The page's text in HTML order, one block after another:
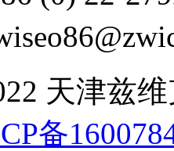
天津兹
备